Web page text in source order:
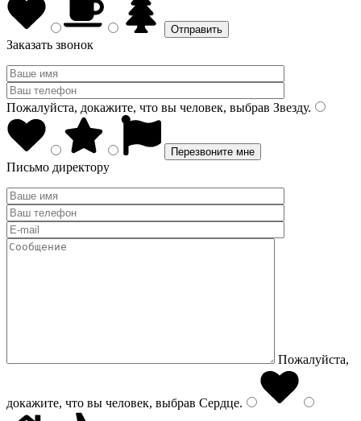
Заказать звонок
Пожалуйста, докажите, что вы человек, выбрав Звезду.
Письмо директору
Пожалуйста,
докажите, что вы человек, выбрав Сердце.